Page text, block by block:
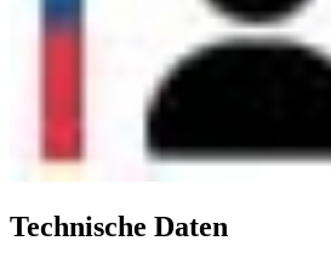
Technische Daten